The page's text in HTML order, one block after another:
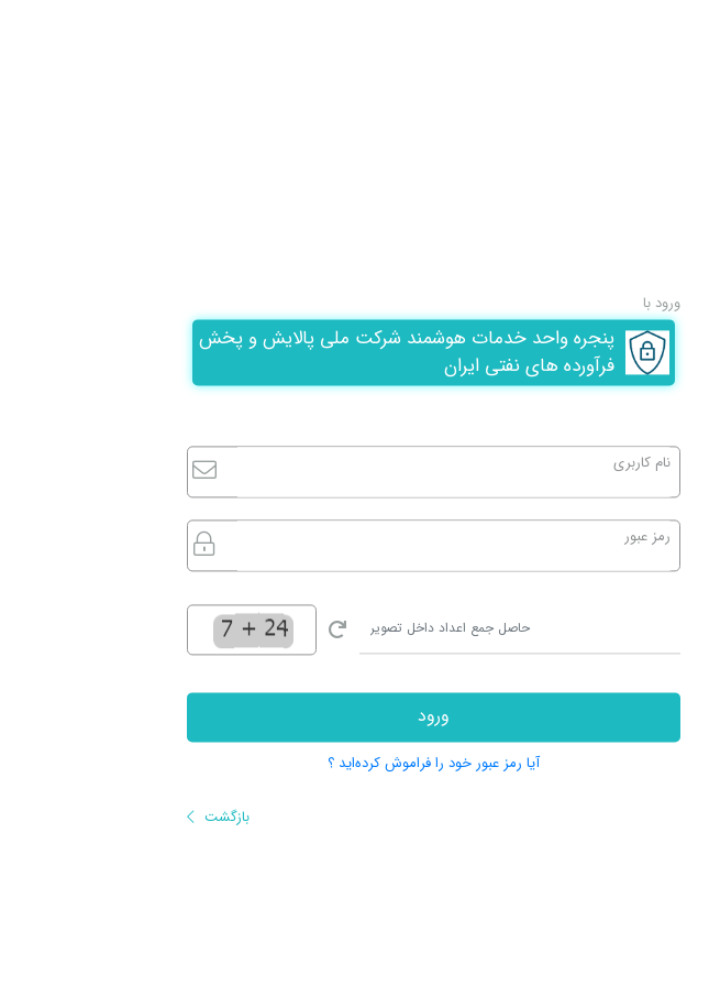
نام کاربری
رمز عبور
ورود
آیا رمز عبور خود را فراموش کرده‌اید ؟
بازگشت
ورود با
پنجره واحد خدمات هوشمند شرکت ملی پالایش و پخش
فرآورده های نفتی ایران